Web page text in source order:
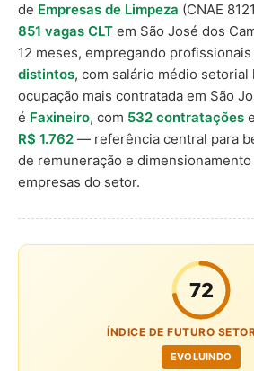
de Empresas de Limpeza (CNAE
851 vagas CLT em São José dos
12 meses, empregando profissionais
distintos, com salário médio setorial
ocupação mais contratada em São
é Faxineiro, com 532 contratações
R$ 1.762 — referência central para
de remuneração e
empresas do setor.
72
ÍNDICE DE FUTURO
EVOLUINDO